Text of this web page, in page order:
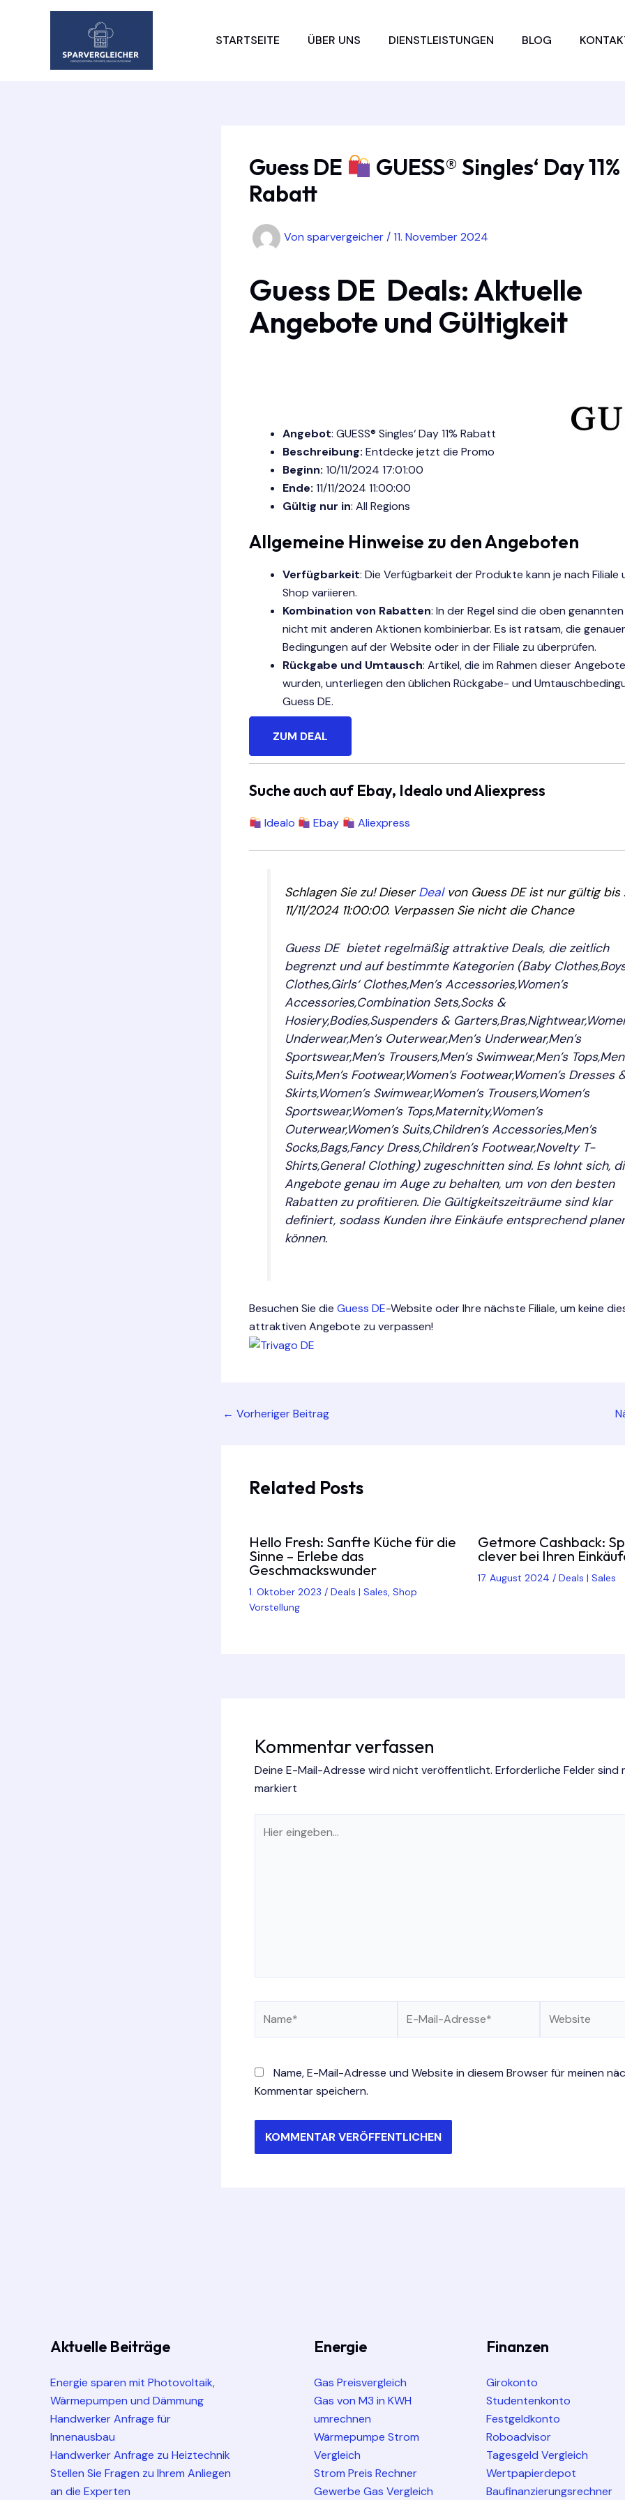
STARTSEITE ÜBER UNS DIENSTLEISTUNGEN BLOG
Guess DE
GUESS® Singles‘ Day 11%
Rabatt
Von sparvergeicher /11. November 2024
Guess DE Deals: Aktuelle
Angebote und Gültigkeit
Angebot: GUESS® Singles‘ Day 11% Rabatt
Beschreibung: Entdecke jetzt die Promo
Beginn: 10/11/2024 17:01:00
Ende: 11/11/2024 11:00:00
Gültig nur in: All Regions
Allgemeine Hinweise zu den Angeboten
Verfügbarkeit: Die Verfügbarkeit der Produkte kann je nach Filiale
Shop variieren.
Kombination von Rabatten: In der Regel sind die oben
nicht mit anderen Aktionen kombinierbar. Es ist ratsam, die
Bedingungen auf der Website oder in der Filiale zu überprüfen.
Rückgabe und Umtausch: Artikel, die im Rahmen dieser
wurden, unterliegen den üblichen Rückgabe- und
Guess DE.
ZUM DEAL
Suche auch auf Ebay, Idealo und Aliexpress
Idealo Ebay Aliexpress
Schlagen Sie zu! DieserDealvon Guess DE ist nur gültig bis
11/11/2024 11:00:00. Verpassen Sie nicht die Chance
Guess DE bietet regelmäßig attraktive Deals, die zeitlich
begrenzt und auf bestimmte Kategorien (Baby
Clothes,Girls‘ Clothes,Men’s Accessories,Women’s
Accessories,Combination Sets,Socks &
Hosiery,Bodies,Suspenders &
Underwear,Men’s Outerwear,Men’s Underwear,Men’s
Sportswear,Men’s Trousers,Men’s Swimwear,Men’s
Suits,Men’s Footwear,Women’s Footwear,Women’s Dresses
Skirts,Women’s Swimwear,Women’s Trousers,Women’s
Sportswear,Women’s Tops,Maternity,Women’s
Outerwear,Women’s Suits,Children’s Accessories,Men’s
Socks,Bags,Fancy Dress,Children’s Footwear,Novelty T-
Shirts,General Clothing) zugeschnitten sind. Es lohnt sich,
Angebote genau im Auge zu behalten, um von den besten
Rabatten zu profitieren. Die Gültigkeitszeiträume sind klar
definiert, sodass Kunden ihre Einkäufe entsprechend
können.
Besuchen Sie die Guess DE-Website oder Ihre nächste Filiale, um keine
attraktiven Angebote zu verpassen!
Post
← Vorheriger Beitrag
Related Posts
Hello Fresh: Sanfte Küche für die
Sinne – Erlebe das
Geschmackswunder
1. Oktober 2023 / Deals | Sales, Shop
Vorstellung
Getmore Cashback:
clever bei Ihren
17. August 2024 / Deals | Sales
Kommentar verfassen
Deine E-Mail-Adresse wird nicht veröffentlicht. Erforderliche Felder sind
markiert
eingeben…
Mail-
Name, E-Mail-Adresse und Website in diesem Browser für meinen
Kommentar speichern.
Aktuelle Beiträge
Energie sparen mit Photovoltaik,
Wärmepumpen und Dämmung
Handwerker Anfrage für
Innenausbau
Handwerker Anfrage zu Heiztechnik
Stellen Sie Fragen zu Ihrem Anliegen
an die Experten
Energie
Gas Preisvergleich
Gas von M3 in KWH
umrechnen
Wärmepumpe Strom
Vergleich
Strom Preis Rechner
Gewerbe Gas Vergleich
Finanzen
Girokonto
Studentenkonto
Festgeldkonto
Roboadvisor
Tagesgeld Vergleich
Wertpapierdepot
Baufinanzierungsrechner